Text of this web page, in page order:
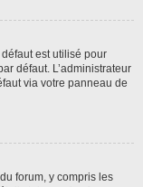
est utilisé pour
défaut. L’administrateur
via votre panneau de
forum, y compris les